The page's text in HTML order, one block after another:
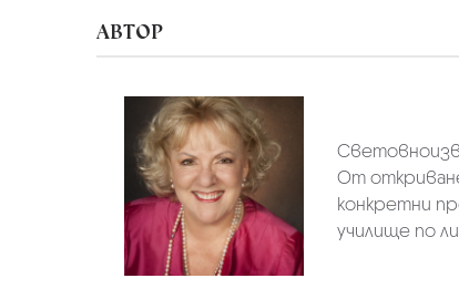
АВТОР
От
конкретни
училище по